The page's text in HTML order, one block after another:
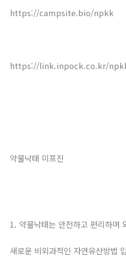
https://campsite.bio/npkk
https://link.inpock.co.kr/
약물낙태 미프진
1. 약물낙태는 안전하고 편리하며
새로운 비외과적인 자연유산방법